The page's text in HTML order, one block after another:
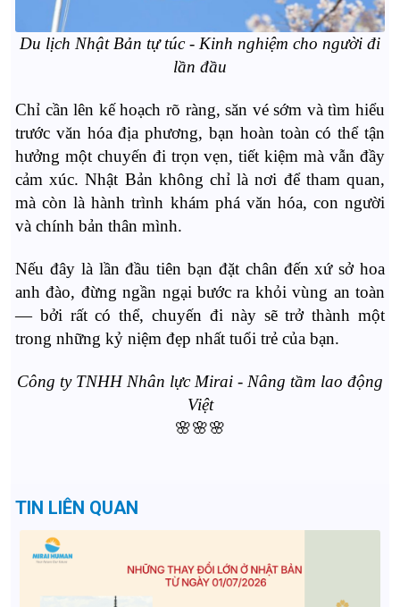
Du lịch Nhật Bản tự túc - Kinh nghiệm cho người đi
lần đầu
Chỉ cần lên kế hoạch rõ ràng, săn vé sớm và tìm hiểu
trước văn hóa địa phương, bạn hoàn toàn có thể tận
hưởng một chuyến đi trọn vẹn, tiết kiệm mà vẫn đầy
cảm xúc. Nhật Bản không chỉ là nơi để tham quan,
mà còn là hành trình khám phá văn hóa, con người
và chính bản thân mình.
Nếu đây là lần đầu tiên bạn đặt chân đến xứ sở hoa
anh đào, đừng ngần ngại bước ra khỏi vùng an toàn
— bởi rất có thể, chuyến đi này sẽ trở thành một
trong những kỷ niệm đẹp nhất tuổi trẻ của bạn.
Công ty TNHH Nhân lực Mirai - Nâng tầm lao động
Việt
🌸🌸🌸
TIN LIÊN QUAN